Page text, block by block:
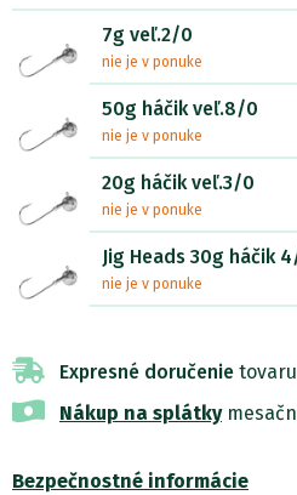
7g veľ.2/0
nie je v ponuke
50g háčik veľ.8/0
nie je v ponuke
20g háčik veľ.3/0
nie je v ponuke
Jig Heads 30g háčik
nie je v ponuke
Expresné doručenie
Nákup na splátky
Bezpečnostné informácie